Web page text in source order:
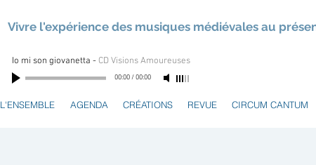
Vivre l'expérience des musiques médiévales au
Io mi son giovanetta - CD Visions Amoureuses
00:00/00:00
L'ENSEMBLE AGENDA CRÉATIONS REVUE CIRCUM CANTUM